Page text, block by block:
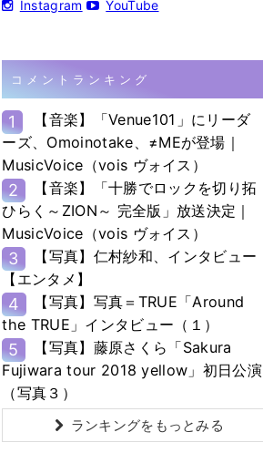
Instagram YouTube
コメントランキング
1
【音楽】「Venue101」にリーダ
ーズ、Omoinotake、≠MEが登場｜
MusicVoice（vois ヴォイス）
2
【音楽】「十勝でロックを切り拓
ひらく～ZION～ 完全版」放送決定｜
MusicVoice（vois ヴォイス）
3
【写真】仁村紗和、インタビュー
【エンタメ】
4
【写真】写真＝TRUE「Around
the TRUE」インタビュー（１）
5
【写真】藤原さくら「Sakura
Fujiwara tour 2018 yellow」初日公演
（写真３）
ランキングをもっとみる